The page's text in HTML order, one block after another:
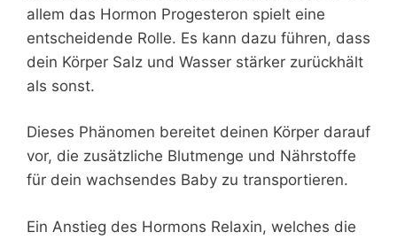
allem das Hormon Progesteron spielt eine
entscheidende Rolle. Es kann dazu führen, dass
dein Körper Salz und Wasser stärker zurückhält
als sonst.
Dieses Phänomen bereitet deinen Körper darauf
vor, die zusätzliche Blutmenge und Nährstoffe
für dein wachsendes Baby zu transportieren.
Ein Anstieg des Hormons Relaxin, welches die